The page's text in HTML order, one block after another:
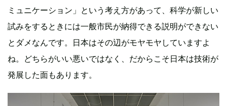
ミュニケーション」という考え方があって、科学が新しい
試みをするときには一般市民が納得できる説明ができない
とダメなんです。日本はその辺がモヤモヤしていますよ
ね。どちらがいい悪いではなく、だからこそ日本は技術が
発展した面もあります。